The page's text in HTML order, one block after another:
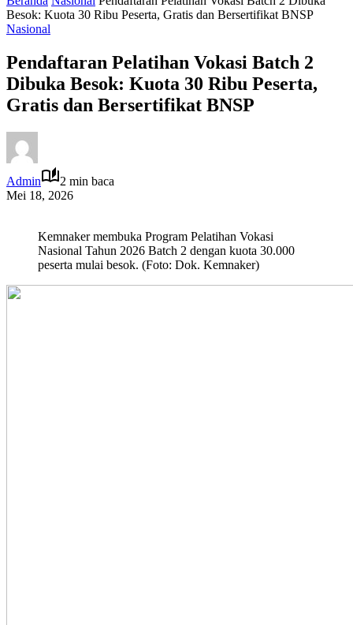
Besok: Kuota 30 Ribu Peserta, Gratis dan Bersertifikat BNSP
Nasional
Pendaftaran Pelatihan Vokasi Batch 2
Dibuka Besok: Kuota 30 Ribu Peserta,
Gratis dan Bersertifikat BNSP
Admin
2 min baca
Mei 18, 2026
Kemnaker membuka Program Pelatihan Vokasi
Nasional Tahun 2026 Batch 2 dengan kuota 30.000
peserta mulai besok. (Foto: Dok. Kemnaker)